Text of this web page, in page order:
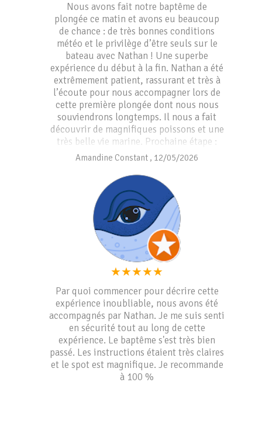
Nous avons fait notre baptême de
plongée ce matin et avons eu beaucoup
de chance : de très bonnes conditions
météo et le privilège d’être seuls sur le
bateau avec Nathan ! Une superbe
expérience du début à la fin. Nathan a été
extrêmement patient, rassurant et très à
l’écoute pour nous accompagner lors de
cette première plongée dont nous nous
souviendrons longtemps. Il nous a fait
découvrir de magnifiques poissons et une
très belle vie marine. Prochaine étape :
passer notre niveau 1. Un grand merci
Nathan, et peut-être à bientôt ! Nous
recommandons vivement Paradis Plongée
à tous ceux qui sont dans le coin 👌
Amandine Constant , 12/05/2026
★★★★★
Par quoi commencer pour décrire cette
expérience inoubliable, nous avons été
accompagnés par Nathan. Je me suis senti
en sécurité tout au long de cette
expérience. Le baptême s'est très bien
passé. Les instructions étaient très claires
et le spot est magnifique. Je recommande
à 100 %